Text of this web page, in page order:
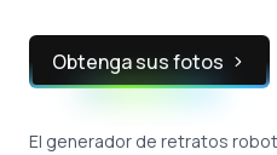
Obtenga sus fotos
El generador de retratos robot